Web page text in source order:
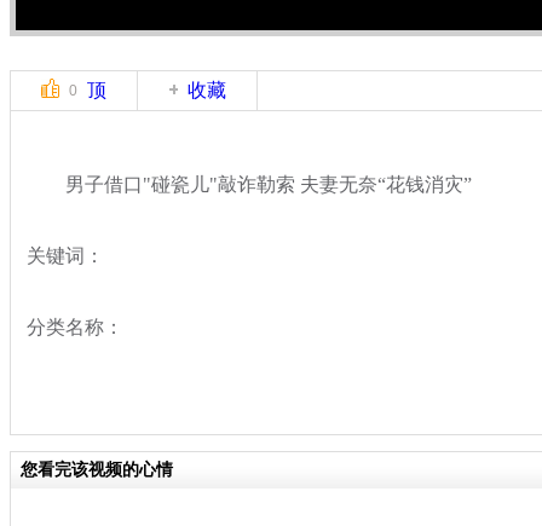
0 顶 收藏
男子借口"碰瓷儿"敲诈勒索 夫妻无奈“花钱消灾”
关键词：
分类名称：
您看完该视频的心情